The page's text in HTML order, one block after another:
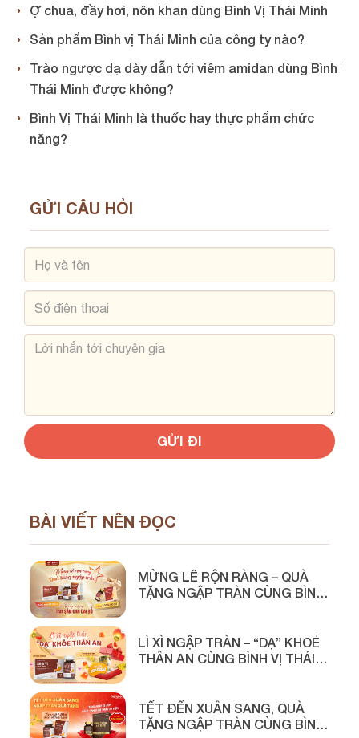
Ợ chua, đầy hơi, nôn khan dùng Bình Vị Thái Minh
Sản phẩm Bình vị Thái Minh của công ty nào?
Trào ngược dạ dày dẫn tới viêm amidan dùng Bình Vị
Thái Minh được không?
Bình Vị Thái Minh là thuốc hay thực phẩm chức
năng?
GỬI CÂU HỎI
BÀI VIẾT NÊN ĐỌC
MỪNG LỄ RỘN RÀNG – QUÀ
TẶNG NGẬP TRÀN CÙNG BÌNH
LÌ XÌ NGẬP TRÀN – “DẠ” KHOẺ
THÂN AN CÙNG BÌNH VỊ THÁI
TẾT ĐẾN XUÂN SANG, QUÀ
TẶNG NGẬP TRÀN CÙNG BÌNH